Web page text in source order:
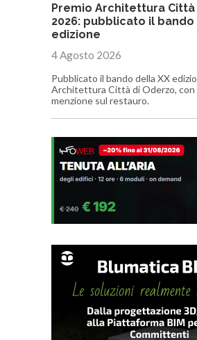
Premio Architettura Città
2026: pubblicato il bando
edizione
4 Agosto 2026
Pubblicato il bando della XX
Architettura Città di Oderzo, con
menzione sul restauro.